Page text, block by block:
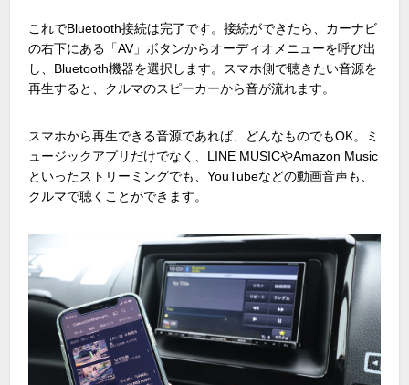
これでBluetooth接続は完了です。接続ができたら、カーナビ
の右下にある「AV」ボタンからオーディオメニューを呼び出
し、Bluetooth機器を選択します。スマホ側で聴きたい音源を
再生すると、クルマのスピーカーから音が流れます。
スマホから再生できる音源であれば、どんなものでもOK。ミ
ュージックアプリだけでなく、LINE MUSICやAmazon Music
といったストリーミングでも、YouTubeなどの動画音声も、
クルマで聴くことができます。